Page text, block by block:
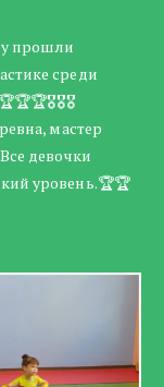
прошли
среди
мастер
девочки
уровень.🏆🏆